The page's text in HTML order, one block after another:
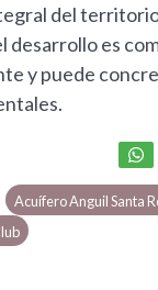
del
desarrollo es
y puede
Acuífero Anguil Santa